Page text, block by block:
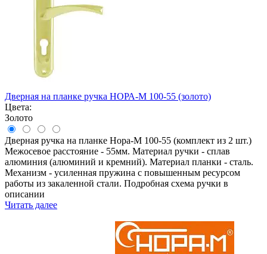
Дверная на планке ручка НОРА-М 100-55 (золото)
Цвета:
Золото
Дверная ручка на планке Нора-М 100-55 (комплект из 2 шт.)
Межосевое расстояние - 55мм. Материал ручки - сплав
алюминия (алюминий и кремний). Материал планки - сталь.
Механизм - усиленная пружина с повышенным ресурсом
работы из закаленной стали. Подробная схема ручки в
описании
Читать далее